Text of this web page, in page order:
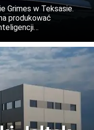
Grimes w Teksasie.
produkować